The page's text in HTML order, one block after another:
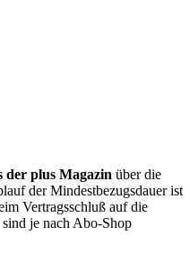
der plus Magazin über die
der Mindestbezugsdauer ist
Vertragsschluß auf die
je nach Abo-Shop